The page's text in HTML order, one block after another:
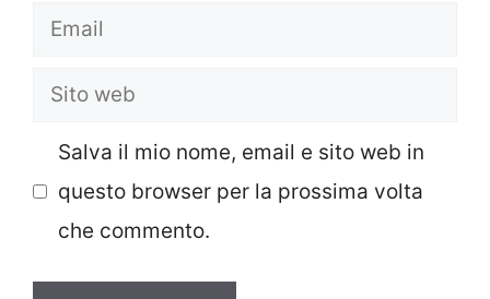
Email
Sito
Salva il mio nome, email e sito web in
questo browser per la prossima volta
che commento.